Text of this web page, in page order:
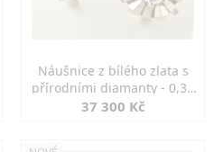
Náušnice z bílého zlata s
přírodními diamanty - 0,30
ct
37 300 Kč